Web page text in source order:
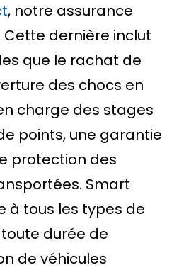
, notre assurance
dernière inclut
que le rachat de
des chocs en
charge des stages
points, une garantie
protection des
Smart
à tous les types de
durée de
de véhicules